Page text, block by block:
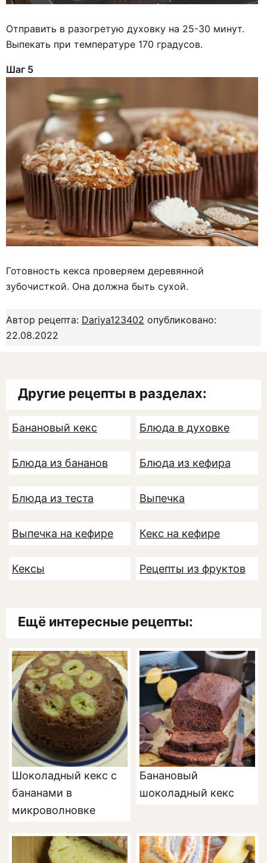
Отправить в разогретую духовку на 25-30 минут.
Выпекать при температуре 170 градусов.
Шаг 5
Готовность кекса проверяем деревянной
зубочисткой. Она должна быть сухой.
Автор рецепта: Dariya123402 опубликовано:
22.08.2022
Другие рецепты в разделах:
Банановый кекс Блюда в духовке
Блюда из бананов Блюда из кефира
Блюда из теста Выпечка
Выпечка на кефире Кекс на кефире
Кексы Рецепты из фруктов
Ещё интересные рецепты:
Шоколадный кекс с
бананами в
микроволновке
Банановый
шоколадный кекс